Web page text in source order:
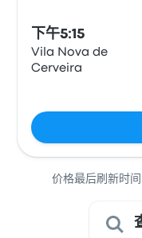
下午5:15
Vila Nova de
Cerveira
价格最后刷新时